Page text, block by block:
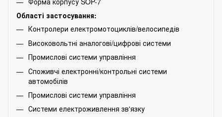
Області застосування:
Контролери електромотоциклів/велосипедів
Високовольтні аналогові/цифрові системи
Промислові системи управління
Споживчі електронні/контрольні системи
автомобілів
Промислові системи управління
Системи електроживлення зв'язку